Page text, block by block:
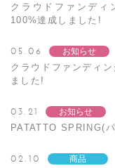
クラウドファンディ
100%達成しました!
05.06 お知らせ
クラウドファンディ
ました!
03.21 お知らせ
PATATTO SPRING(
02.10 商品